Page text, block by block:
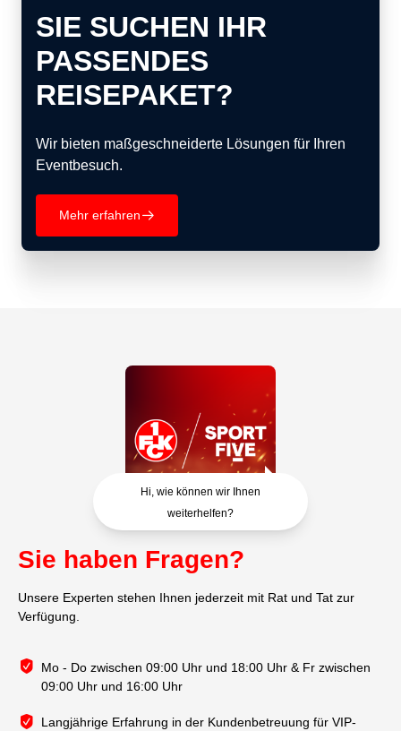
SIE SUCHEN IHR
PASSENDES
REISEPAKET?
Wir bieten maßgeschneiderte Lösungen für Ihren
Eventbesuch.
Mehr erfahren􀄫
Hi, wie können wir Ihnen
weiterhelfen?
Sie haben Fragen?
Unsere Experten stehen Ihnen jederzeit mit Rat und Tat zur
Verfügung.
Mo - Do zwischen 09:00 Uhr und 18:00 Uhr & Fr zwischen
09:00 Uhr und 16:00 Uhr
Langjährige Erfahrung in der Kundenbetreuung für VIP-